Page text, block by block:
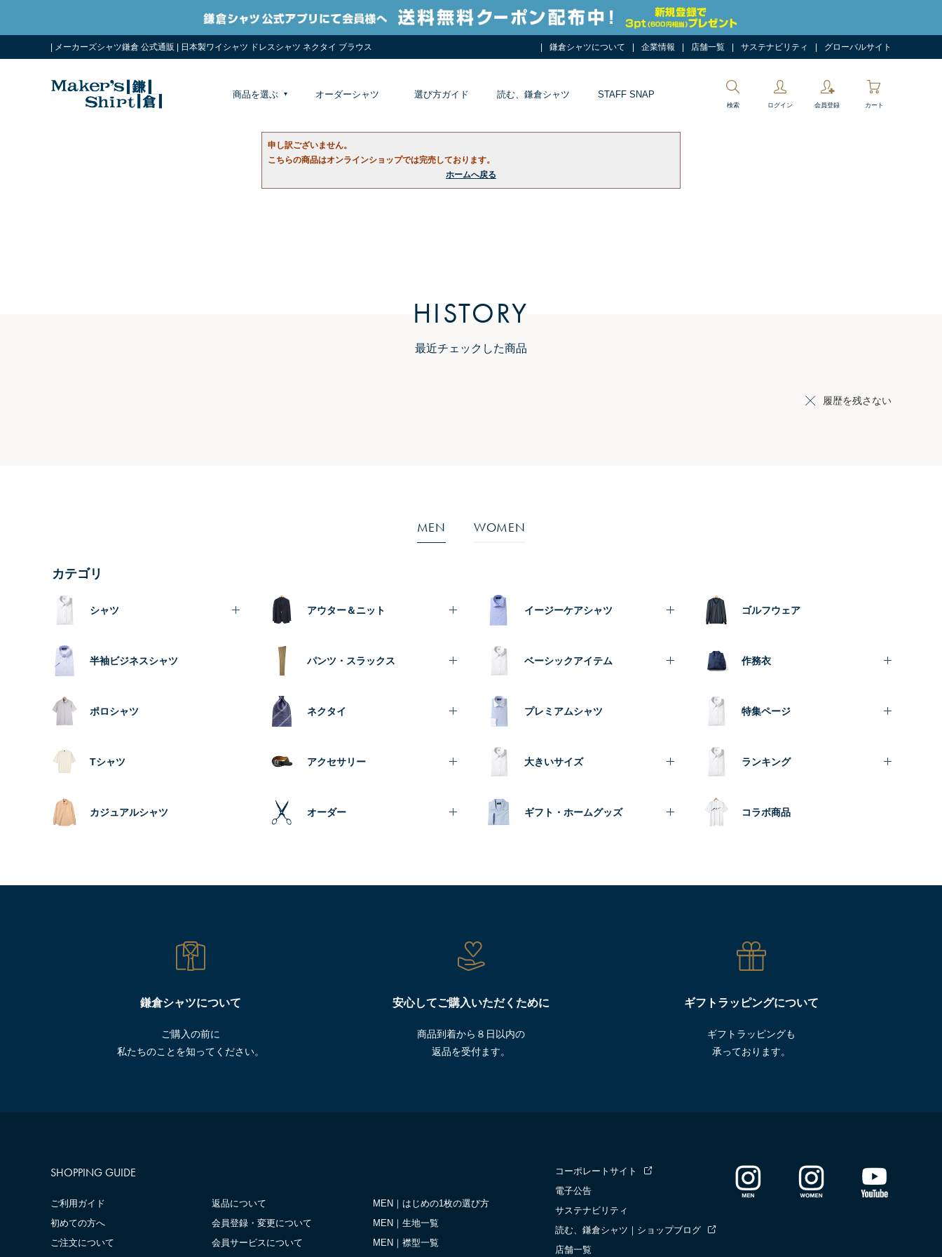
| メーカーズシャツ鎌倉 公式通販 | 日本製ワイシャツ ドレスシャツ ネクタイ ブラウス 鎌倉シャツについて 企業情報 店舗一覧 サステナビリティ グローバルサイト
商品を選ぶ オーダーシャツ 選び方ガイド 読む、鎌倉シャツ STAFF SNAP
検索 ログイン 会員登録 カート
申し訳ございません。
こちらの商品はオンラインショップでは完売しております。
ホームへ戻る
HISTORY
最近チェックした商品
履歴を残さない
MEN WOMEN
カテゴリ
シャツ
半袖ビジネスシャツ
ポロシャツ
Tシャツ
カジュアルシャツ
アウター＆ニット
パンツ・スラックス
ネクタイ
アクセサリー
オーダー
イージーケアシャツ
ベーシックアイテム
プレミアムシャツ
大きいサイズ
ギフト・ホームグッズ
ゴルフウェア
作務衣
特集ページ
ランキング
コラボ商品
鎌倉シャツについて
ご購入の前に
私たちのことを知ってください。
安心してご購入いただくために
商品到着から８日以内の
返品を受付ます。
ギフトラッピングについて
ギフトラッピングも
承っております。
SHOPPING GUIDE
ご利用ガイド
初めての方へ
ご注文について
返品について
会員登録・変更について
会員サービスについて
MEN｜はじめの1枚の選び方
MEN｜生地一覧
MEN｜襟型一覧
コーポレートサイト
電子公告
サステナビリティ
読む、鎌倉シャツ｜ショップブログ
店舗一覧